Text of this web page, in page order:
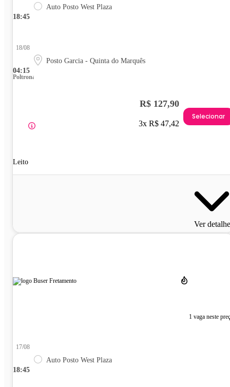
18:45
Auto Posto West Plaza
04:15
18/08
Posto Garcia - Quinta do Marquês
Poltrona
Leito
R$ 127,90
3x R$ 47,42
Selecionar
Ver
1 vaga neste
18:45
17/08
Auto Posto West Plaza